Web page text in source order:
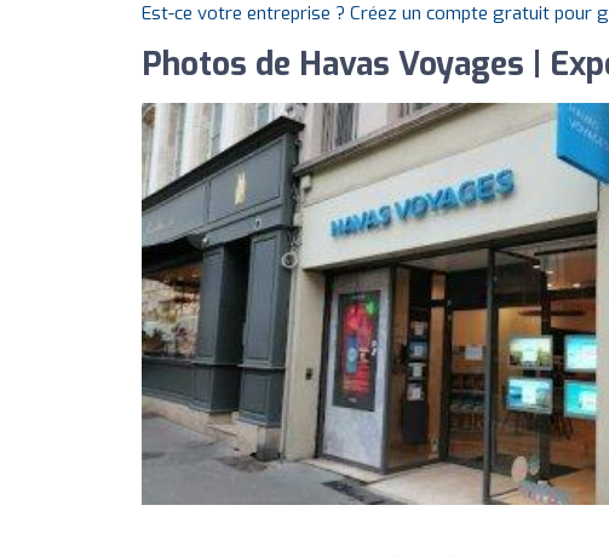
Est-ce votre entreprise ? Créez un compte gratuit pour
Photos de Havas Voyages |